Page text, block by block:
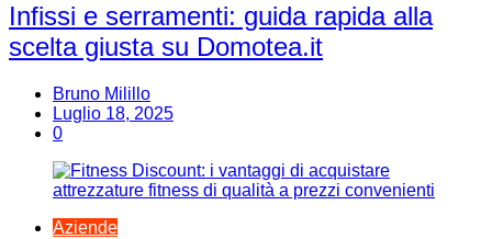
Infissi e serramenti: guida rapida alla
scelta giusta su Domotea.it
Bruno Milillo
Luglio 18, 2025
0
Aziende